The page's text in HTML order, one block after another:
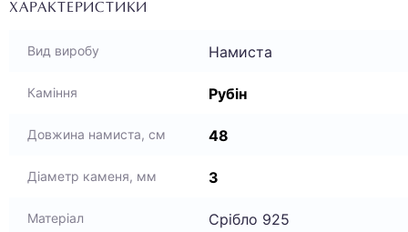
ХАРАКТЕРИСТИКИ
Вид виробу Намиста
Каміння Рубін
Довжина намиста, см 48
Діаметр каменя, мм 3
Матеріал Срібло 925